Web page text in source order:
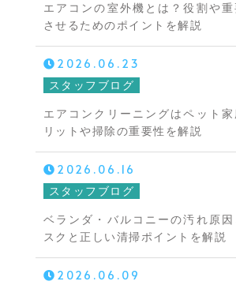
エアコンの室外機とは？役割や
させるためのポイントを解説
2026.06.23
スタッフブログ
エアコンクリーニングはペット家
リットや掃除の重要性を解説
2026.06.16
スタッフブログ
ベランダ・バルコニーの汚れ原因
スクと正しい清掃ポイントを解説
2026.06.09